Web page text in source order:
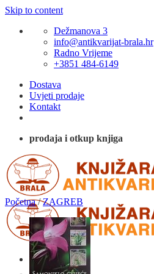
Skip to content
Dežmanova 3
info@antikvarijat-brala.hr
Radno Vrijeme
+3851 484-6149
Dostava
Uvjeti prodaje
Kontakt
prodaja i otkup knjiga
Početna / ZAGREB